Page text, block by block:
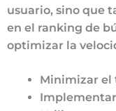
usuario, sino que
en el ranking de
optimizar la
Minimizar el